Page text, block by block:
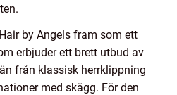
by Angels fram som ett
erbjuder ett brett utbud av
från klassisk herrklippning
med skägg. För den